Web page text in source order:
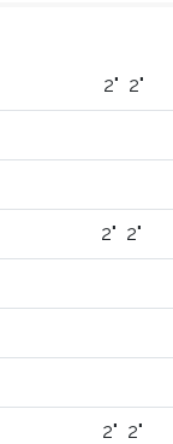
2" 2"
2" 2"
2" 2"